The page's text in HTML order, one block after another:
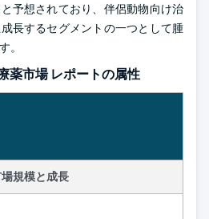
予想されており、伴侶動物向け治
長するセグメントの一つとして腫
。
薬市場 レポートの属性
規模と成長